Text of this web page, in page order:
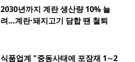
2030년까지 계란 생산량 10% 늘
려…계란·돼지고기 담합 땐 철퇴
식품업계 "중동사태에 포장재 1∼2